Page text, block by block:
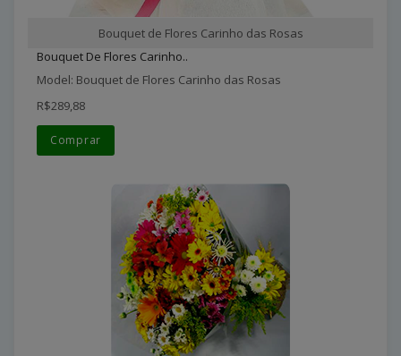
Bouquet de Flores Carinho das Rosas
Bouquet De Flores Carinho..
Model: Bouquet de Flores Carinho das Rosas
R$289,88
Comprar